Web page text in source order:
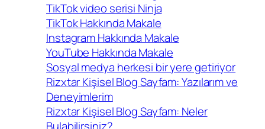
TikTok video serisi Ninja
TikTok Hakkında Makale
Instagram Hakkında Makale
YouTube Hakkında Makale
Sosyal medya herkesi bir yere getiriyor
Rizxtar Kişisel Blog Sayfam: Yazılarım ve
Deneyimlerim
Rizxtar Kişisel Blog Sayfam: Neler